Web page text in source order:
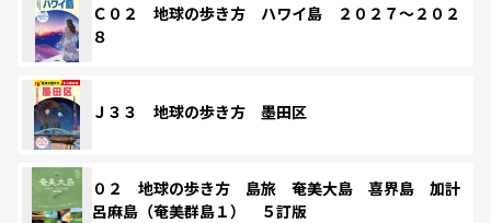
Ｃ０２ 地球の歩き方 ハワイ島 ２０２７～２０２
８
Ｊ３３ 地球の歩き方 墨田区
０２ 地球の歩き方 島旅 奄美大島 喜界島 加計
呂麻島（奄美群島１） ５訂版